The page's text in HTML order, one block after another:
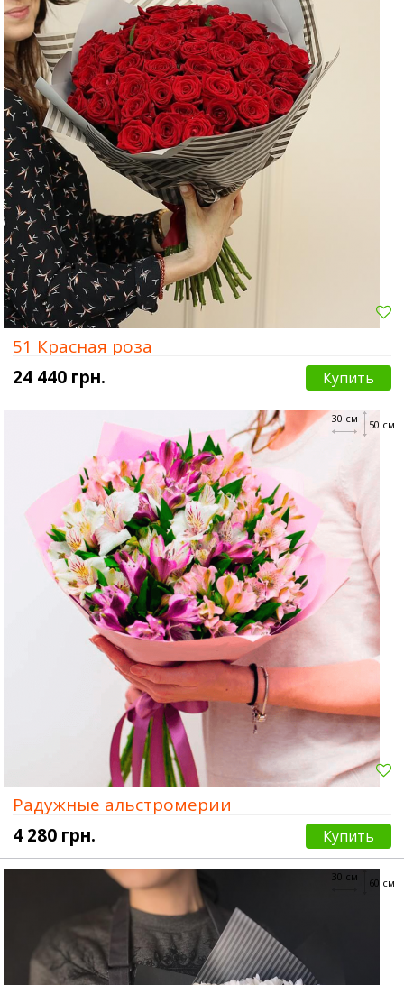
51 Красная роза
24 440 грн.
Купить
50 см
30 см
Радужные альстромерии
4 280 грн.
Купить
60 см
30 см